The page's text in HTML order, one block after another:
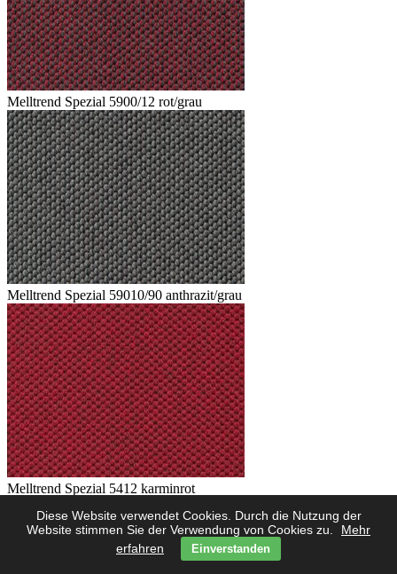
Diese Website verwendet Cookies. Durch die Nutzung der
Website stimmen Sie der Verwendung von Cookies zu.
Mehr
erfahren
Einverstanden
Melltrend Spezial 5900/12 rot/grau
Melltrend Spezial 59010/90 anthrazit/grau
Melltrend Spezial 5412 karminrot